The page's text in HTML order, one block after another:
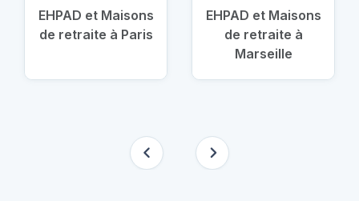
EHPAD et Maisons
de retraite à Paris
EHPAD et Maisons
de retraite à
Marseille